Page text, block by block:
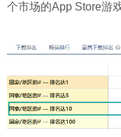
个市场的App Store游